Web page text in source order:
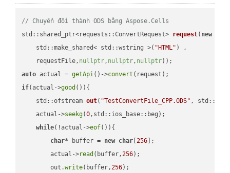
// Chuyển đổi thành ODS bằng Aspose.Cells
std::shared_ptr<requests::ConvertRequest> request( new
    std::make_shared< std::wstring >(
"HTML" ) ,
    requestFile,
nullptr, nullptr, nullptr))
auto actual = getApi()->convert
if(actual->good ()){
std::ofstream out( "TestConvertFile_CPP.ODS" ,
    actual->
seekg(0,std::ios_base::beg);
while(!actual->eof()){
char* buffer = new char [256 ];
        actual->
read (buffer,256);
        out.
write(buffer,256);